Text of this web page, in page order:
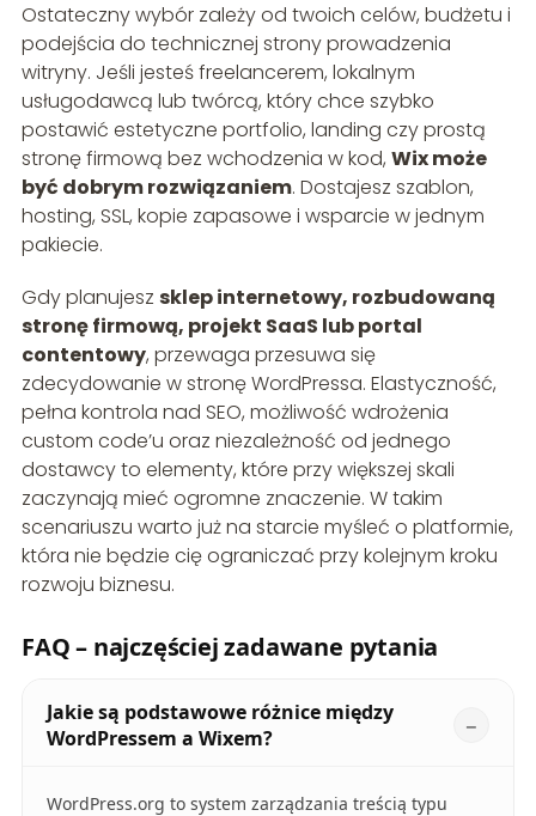
Ostateczny wybór zależy od twoich celów, budżetu i
podejścia do technicznej strony prowadzenia
witryny. Jeśli jesteś freelancerem, lokalnym
usługodawcą lub twórcą, który chce szybko
postawić estetyczne portfolio, landing czy prostą
stronę firmową bez wchodzenia w kod, Wix może
być dobrym rozwiązaniem. Dostajesz szablon,
hosting, SSL, kopie zapasowe i wsparcie w jednym
pakiecie.
Gdy planujesz sklep internetowy, rozbudowaną
stronę firmową, projekt SaaS lub portal
contentowy, przewaga przesuwa się
zdecydowanie w stronę WordPressa. Elastyczność,
pełna kontrola nad SEO, możliwość wdrożenia
custom code’u oraz niezależność od jednego
dostawcy to elementy, które przy większej skali
zaczynają mieć ogromne znaczenie. W takim
scenariuszu warto już na starcie myśleć o platformie,
która nie będzie cię ograniczać przy kolejnym kroku
rozwoju biznesu.
FAQ – najczęściej zadawane pytania
Jakie są podstawowe różnice między
WordPressem a Wixem?
WordPress.org to system zarządzania treścią typu